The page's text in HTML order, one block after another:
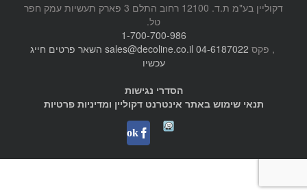
דקוליין בע"מ ת.ד. 12100 רחוב התלם 3 פארק תעשיות עמק חפר
טל.
1-700-700-986
, פקס 04-6187022
sales@decoline.co.il השאר פרטים חייג
עכשיו
הסדרי נגישות
תנאי שימוש באתר אינטרנט דקוליין ומדיניות פרטיות
Waze
facebook